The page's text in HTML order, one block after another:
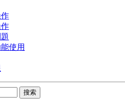
使用
搜索